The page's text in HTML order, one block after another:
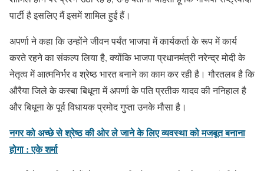
पार्टी है इसलिए मैं इसमें शामिल हुईं हैं।
अपर्णा ने कहा कि उन्होंने जीवन पर्यंत भाजपा में कार्यकर्ता के रूप में कार्य
करते रहने का संकल्प लिया है, क्योंकि भाजपा प्रधानमंत्री नरेन्द्र मोदी के
नेतृत्व में आत्मनिर्भर व श्रेष्ठ भारत बनाने का काम कर रही है। गौरतलब है कि
औरैया जिले के कस्बा बिधूना में अपर्णा के पति प्रतीक यादव की ननिहाल है
और बिधूना के पूर्व विधायक प्रमोद गुप्ता उनके मौसा है।
नगर को अच्छे से श्रेष्ठ की ओर ले जाने के लिए व्यवस्था को मजबूत बनाना
होगा : एके शर्मा